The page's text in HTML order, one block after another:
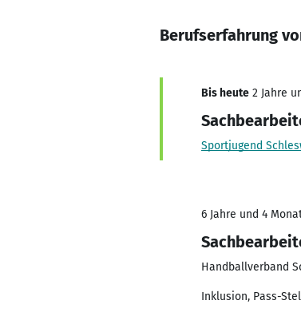
Berufserfahrung
Bis heute 2 Jahre
Sportjugend
6 Jahre und 4
Handballverband
Inklusion, Pass-